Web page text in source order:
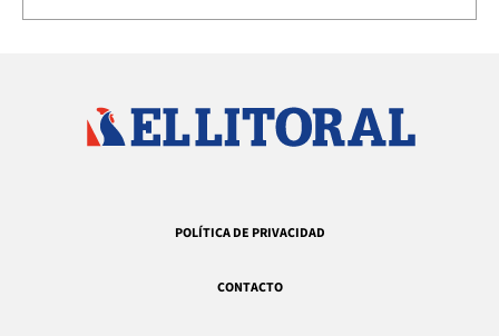
POLÍTICA DE PRIVACIDAD
CONTACTO